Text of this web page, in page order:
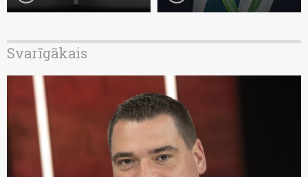
Svarīgākais